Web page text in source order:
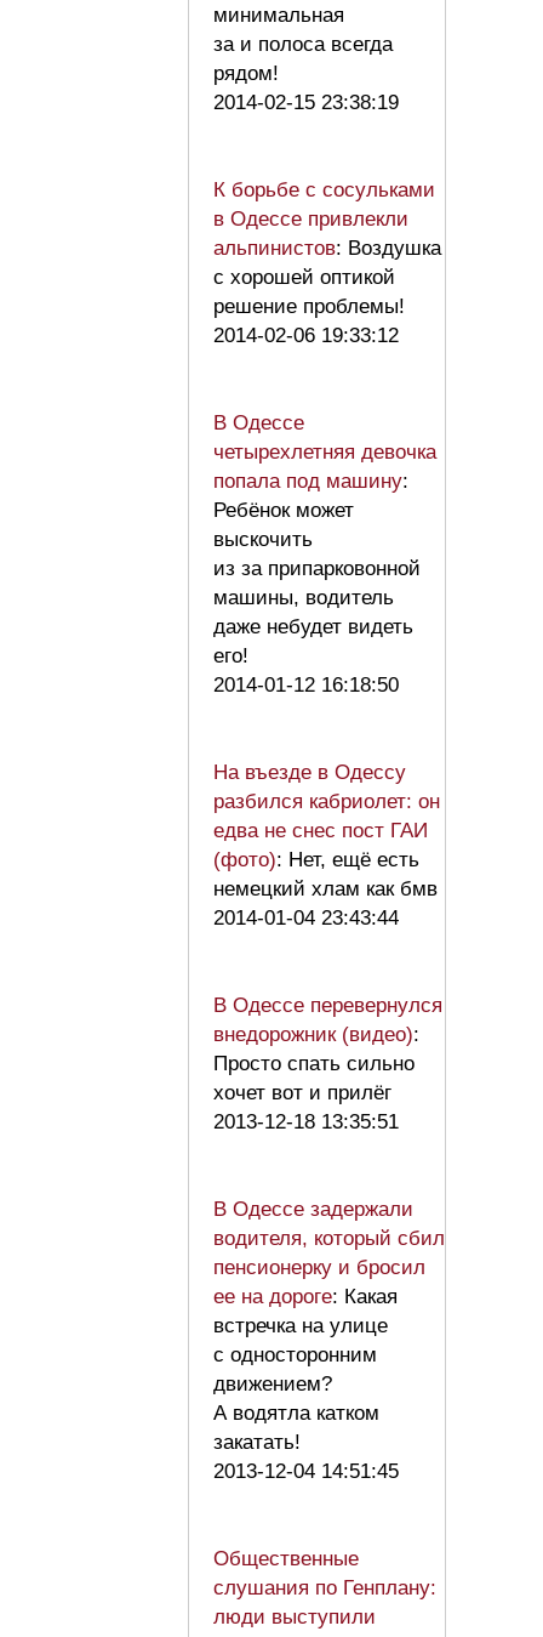
минимальная
за и полоса всегда
рядом!
2014-02-15 23:38:19
К борьбе с сосульками
в Одессе привлекли
альпинистов: Воздушка
с хорошей оптикой
решение проблемы!
2014-02-06 19:33:12
В Одессе
четырехлетняя девочка
попала под машину:
Ребёнок может
выскочить
из за припарковонной
машины, водитель
даже небудет видеть
его!
2014-01-12 16:18:50
На въезде в Одессу
разбился кабриолет: он
едва не снес пост ГАИ
(фото): Нет, ещё есть
немецкий хлам как бмв
2014-01-04 23:43:44
В Одессе перевернулся
внедорожник (видео):
Просто спать сильно
хочет вот и прилёг
2013-12-18 13:35:51
В Одессе задержали
водителя, который сбил
пенсионерку и бросил
ее на дороге: Какая
встречка на улице
с односторонним
движением?
А водятла катком
закатать!
2013-12-04 14:51:45
Общественные
слушания по Генплану:
люди выступили